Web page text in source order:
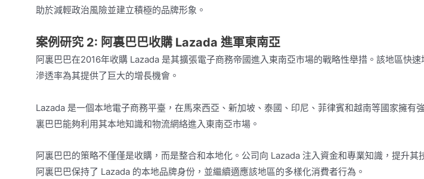
助於減輕政治風險並建立積極的品牌形象。
案例研究 2: 阿裏巴巴收購 Lazada 進軍東南亞
阿裏巴巴在2016年收購 Lazada 是其擴張電子商務帝國進入東南亞市場的戰略性舉措。該地區快
滲透率為其提供了巨大的增長機會。
Lazada 是一個本地電子商務平臺，在馬來西亞、新加坡、泰國、印尼、菲律賓和越南等國家擁有
裏巴巴能夠利用其本地知識和物流網絡進入東南亞市場。
阿裏巴巴的策略不僅僅是收購，而是整合和本地化。公司向 Lazada 注入資金和專業知識，提升其
阿裏巴巴保持了 Lazada 的本地品牌身份，並繼續適應該地區的多樣化消費者行為。